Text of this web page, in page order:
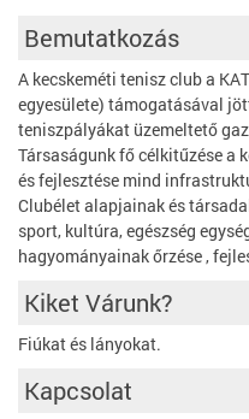
Bemutatkozás
A kecskeméti tenisz club a
egyesülete) támogatásával
teniszpályákat üzemeltető
Társaságunk fő célkitűzése a
és fejlesztése mind
Clubélet alapjainak és
sport, kultúra, egészség
hagyományainak őrzése ,
Kiket Várunk?
Fiúkat és lányokat.
Kapcsolat